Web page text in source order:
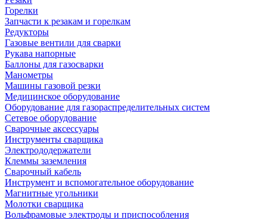
Горелки
Запчасти к резакам и горелкам
Редукторы
Газовые вентили для сварки
Рукава напорные
Баллоны для газосварки
Манометры
Машины газовой резки
Медицинское оборудование
Оборудование для газораспределительных систем
Сетевое оборудование
Сварочные аксессуары
Инструменты сварщика
Электрододержатели
Клеммы заземления
Сварочный кабель
Инструмент и вспомогательное оборудование
Магнитные угольники
Молотки сварщика
Вольфрамовые электроды и приспособления